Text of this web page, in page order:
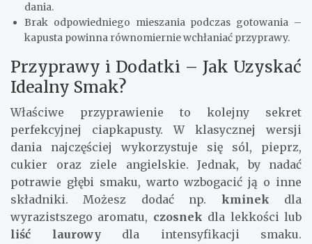
dania.
Brak odpowiedniego mieszania podczas gotowania –
kapusta powinna równomiernie wchłaniać przyprawy.
Przyprawy i Dodatki – Jak Uzyskać
Idealny Smak?
Właściwe przyprawienie to kolejny sekret
perfekcyjnej ciapkapusty. W klasycznej wersji
dania najczęściej wykorzystuje się sól, pieprz,
cukier oraz ziele angielskie. Jednak, by nadać
potrawie głębi smaku, warto wzbogacić ją o inne
składniki. Możesz dodać np. kminek dla
wyrazistszego aromatu, czosnek dla lekkości lub
liść laurowydla intensyfikacji smaku.